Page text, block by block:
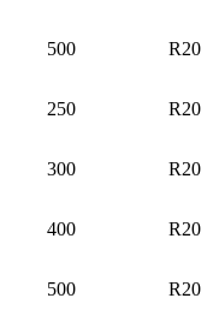
500 R20
250 R20
300 R20
400 R20
500 R20